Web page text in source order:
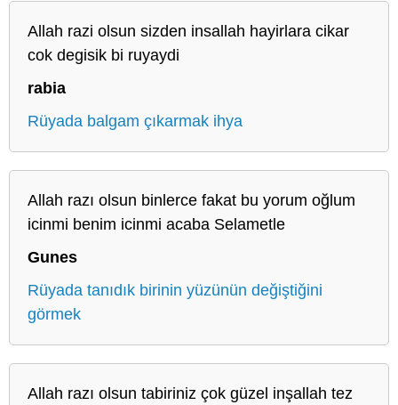
Allah razi olsun sizden insallah hayirlara cikar
cok degisik bi ruyaydi
rabia
Rüyada balgam çıkarmak ihya
Allah razı olsun binlerce fakat bu yorum oğlum
icinmi benim icinmi acaba Selametle
Gunes
Rüyada tanıdık birinin yüzünün değiştiğini
görmek
Allah razı olsun tabiriniz çok güzel inşallah tez